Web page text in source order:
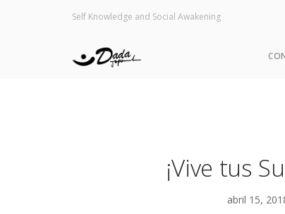
Self Knowledge and Social Awakening
¡Vive tus
abril 15,